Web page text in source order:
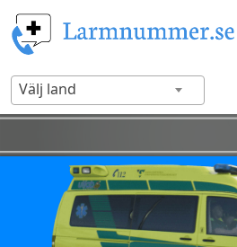
Välj land